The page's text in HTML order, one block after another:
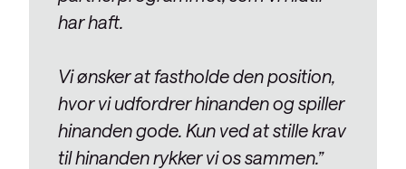
har haft.
Vi ønsker at fastholde den position,
hvor vi udfordrer hinanden og spiller
hinanden gode. Kun ved at stille krav
til hinanden rykker vi os sammen.”